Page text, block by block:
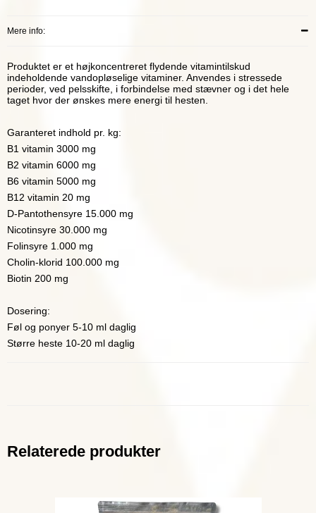
Mere info:
Produktet er et højkoncentreret flydende vitamintilskud
indeholdende vandopløselige vitaminer. Anvendes i stressede
perioder, ved pelsskifte, i forbindelse med stævner og i det hele
taget hvor der ønskes mere energi til hesten.
Garanteret indhold pr. kg:
B1 vitamin 3000 mg
B2 vitamin 6000 mg
B6 vitamin 5000 mg
B12 vitamin 20 mg
D-Pantothensyre 15.000 mg
Nicotinsyre 30.000 mg
Folinsyre 1.000 mg
Cholin-klorid 100.000 mg
Biotin 200 mg
Dosering:
Føl og ponyer 5-10 ml daglig
Større heste 10-20 ml daglig
Relaterede produkter